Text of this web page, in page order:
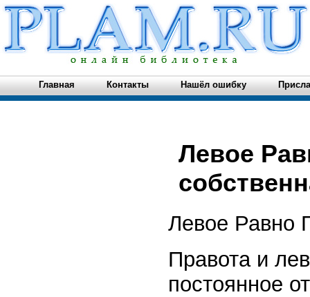
Главная Контакты Нашёл ошибку
Левое
Левое Равно
Правота и
постоянное